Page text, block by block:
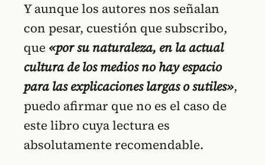
Y aunque los autores nos señalan
con pesar, cuestión que subscribo,
que «por su naturaleza, en la actual
cultura de los medios no hay espacio
para las explicaciones largas o sutiles»,
puedo afirmar que no es el caso de
este libro cuya lectura es
absolutamente recomendable.